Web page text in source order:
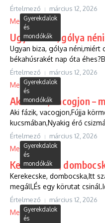
Értelmező március 12, 2026
Megtekintés
Gyerekdalok
és
mondókák
Ugyan biza, gólya
Ugyan biza, gólya néni,miért
békahúsrakét nap óta
Értelmező március 12, 2026
Megtekintés
Gyerekdalok
és
mondókák
Aki fázik, vacogjon –
Aki fázik, vacogjon,Fújja
kucsmában,Nyakig érő
Értelmező március 12, 2026
Megtekintés
Gyerekdalok
és
mondókák
Kerekecske,
Kerekecske, dombocska,Itt
megáll,És egy körutat
Értelmező március 12, 2026
Megtekintés
Gyerekdalok
és